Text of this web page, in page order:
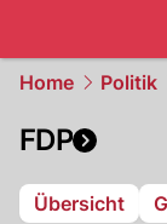
Home Politik
FDP
Übersicht